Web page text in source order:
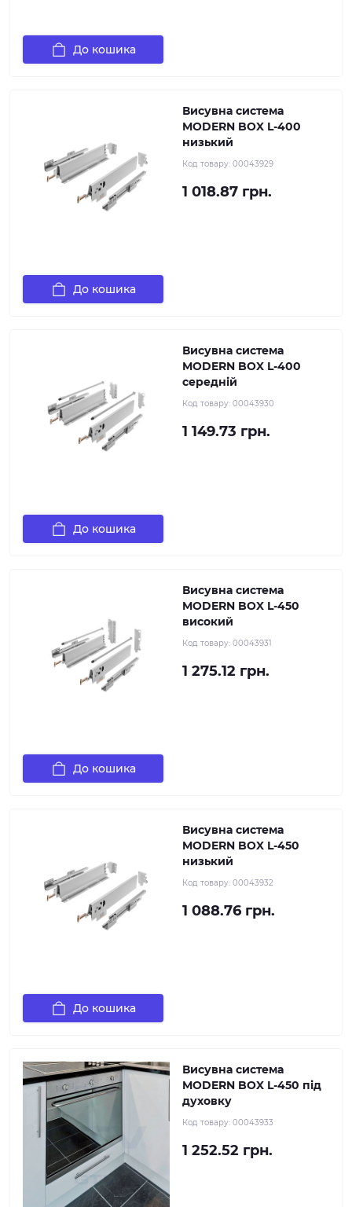
До кошика
Висувна система
MODERN BOX L-400
низький
Код товару: 00043929
1 018.87 грн.
До кошика
Висувна система
MODERN BOX L-400
середній
Код товару: 00043930
1 149.73 грн.
До кошика
Висувна система
MODERN BOX L-450
високий
Код товару: 00043931
1 275.12 грн.
До кошика
Висувна система
MODERN BOX L-450
низький
Код товару: 00043932
1 088.76 грн.
До кошика
Висувна система
MODERN BOX L-450 під
духовку
Код товару: 00043933
1 252.52 грн.